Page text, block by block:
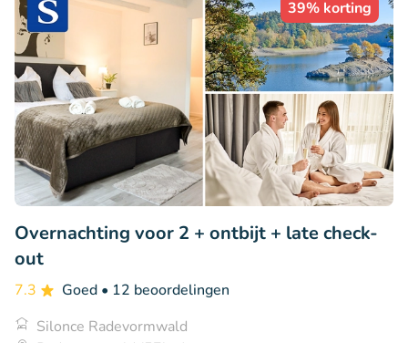
39% korting
Overnachting voor 2 + ontbijt + late check-
out
7.3 Goed • 12 beoordelingen
Silonce Radevormwald